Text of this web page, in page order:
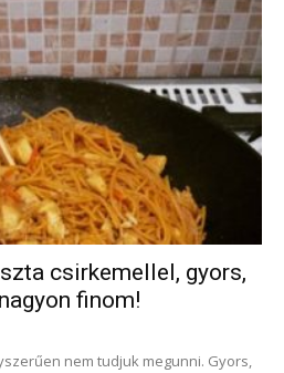
csirkemellel, gyors,
finom!
nem tudjuk megunni. Gyors,